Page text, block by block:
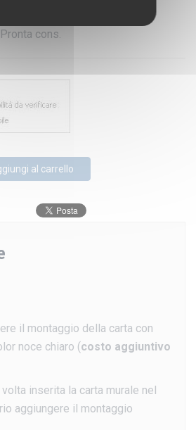
Pronta cons.
al carrello
il montaggio della carta con
noce chiaro (costo aggiuntivo
inserita la carta murale nel
aggiungere il montaggio